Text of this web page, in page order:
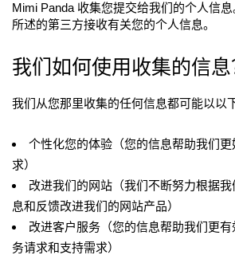
Mimi Panda 收集您提交给我们的个人信
所述的第三方接收有关您的个人信息。
我们如何使用收集的信息
我们从您那里收集的任何信息都可能以以
个性化您的体验（您的信息帮助我们
求）
改进我们的网站（我们不断努力根据
息和反馈改进我们的网站产品）
改进客户服务（您的信息帮助我们更
务请求和支持需求）